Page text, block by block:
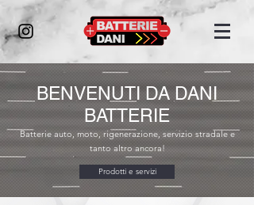
BENVENUTI DA DANI
BATTERIE
Batterie auto, moto, rigenerazione, servizio stradale e
tanto altro ancora!
Prodotti e servizi